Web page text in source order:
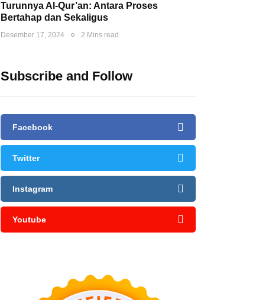
Turunnya Al-Qur’an: Antara Proses
Bertahap dan Sekaligus
Desember 17, 2024 2 Mins read
Subscribe and Follow
Facebook
Twitter
Instagram
Youtube